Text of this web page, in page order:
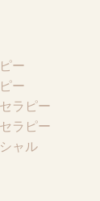
ー
ー
ラピー
ラピー
ャル